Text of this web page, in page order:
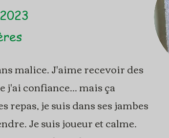
malice. J'aime recevoir des
j'ai confiance... mais ça
repas, je suis dans ses jambes
Je suis joueur et calme.